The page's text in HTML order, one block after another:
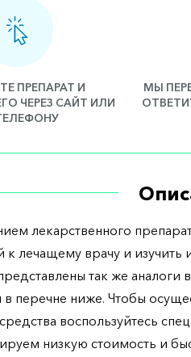
ПРЕПАРАТ И
ЧЕРЕЗ САЙТ ИЛИ
МЫ
лекарственного
к лечащему врачу и
так же аналоги
в перечне ниже. Чтобы
воспользуйтесь
низкую стоимость и